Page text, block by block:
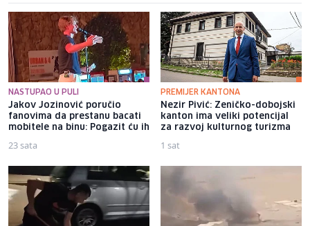
NASTUPAO U PULI
Jakov Jozinović poručio
fanovima da prestanu bacati
mobitele na binu: Pogazit ću ih
23 sata
PREMIJER KANTONA
Nezir Pivić: Zeničko-dobojski
kanton ima veliki potencijal
za razvoj kulturnog turizma
1 sat